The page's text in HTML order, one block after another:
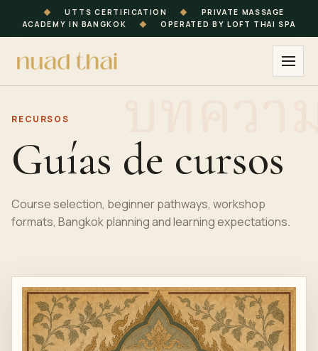
◆ UTTS CERTIFICATION ◆
PRIVATE MASSAGE
ACADEMY IN BANGKOK
◆ OPERATED BY LOFT THAI SPA
RECURSOS
Guías de cursos
Course selection, beginner pathways, workshop
formats, Bangkok planning and learning expectations.